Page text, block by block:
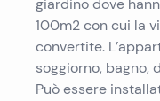
giardino dove
100m2 con cui la
convertite.
soggiorno, bagno,
Può essere